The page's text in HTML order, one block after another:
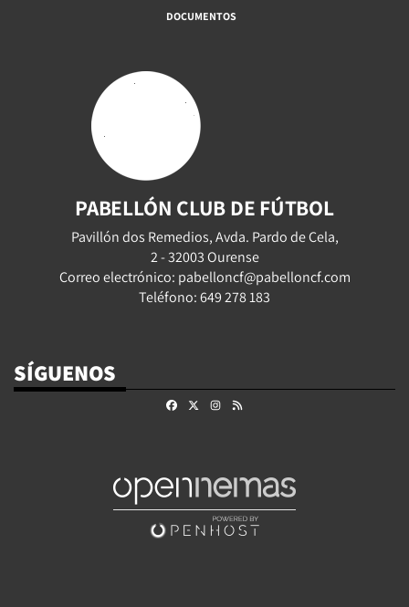
DOCUMENTOS
PABELLÓN CLUB DE FÚTBOL
Pavillón dos Remedios, Avda. Pardo de Cela,
2 - 32003 Ourense
Correo electrónico: pabelloncf@pabelloncf.com
Teléfono: 649 278 183
SÍGUENOS
FacebookInstagram